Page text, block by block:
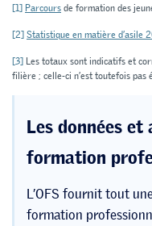
[1] Parcoursde formation des
[2]Statistique en matière d’asile
[3] Les totaux sont indicatifs et
filière ; celle-ci n’est toutefois pas
Les données et
formation
L’OFS fournit tout
formation